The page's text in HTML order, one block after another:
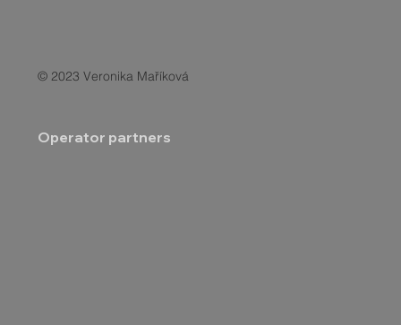
© 2023 Veronika Maříková
Operator partners